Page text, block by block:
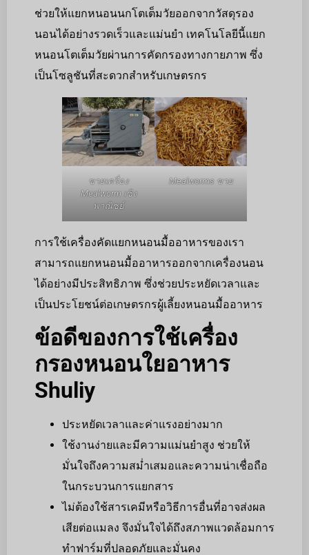
ช่วยให้แยกหนอนนกโตเต็มวัยออกจากวัสดุรอง
นอนได้อย่างรวดเร็วและแม่นยำ เทคโนโลยีนี้แยก
หนอนโตเต็มวัยผ่านการคัดกรองทางกายภาพ ซึ่ง
เป็นโซลูชันที่สะดวกสำหรับเกษตรกร
ขายเครื่อง
Mealworm เชิง
พาณิชย์
Mealworms ขาย
การใช้เครื่องคัดแยกหนอนมื้ออาหารของเรา
สามารถแยกหนอนมื้ออาหารออกจากเครื่องนอน
ได้อย่างมีประสิทธิภาพ ซึ่งช่วยประหยัดเวลาและ
เป็นประโยชน์ต่อเกษตรกรผู้เลี้ยงหนอนมื้ออาหาร
ข้อดีของการใช้เครื่อง
กรองหนอนใยอาหาร
Shuliy
ประหยัดเวลาและค่าแรงอย่างมาก
ใช้งานง่ายและมีความแม่นยำสูง ช่วยให้
มั่นใจถึงความสม่ำเสมอและความน่าเชื่อถือ
ในกระบวนการแยกสาร
ไม่ต้องใช้สารเคมีหรือวิธีการอื่นที่อาจส่งผล
เสียต่อแมลง จึงมั่นใจได้ถึงสภาพแวดล้อมการ
ทำฟาร์มที่ปลอดภัยและมั่นคง